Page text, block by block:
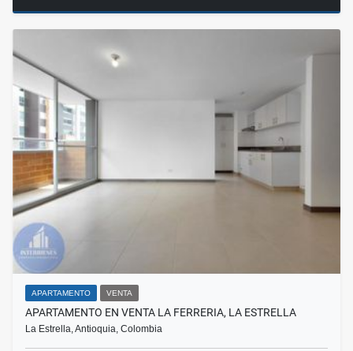
APARTAMENTO VENTA
APARTAMENTO EN VENTA LA FERRERIA, LA ESTRELLA
La Estrella, Antioquia, Colombia